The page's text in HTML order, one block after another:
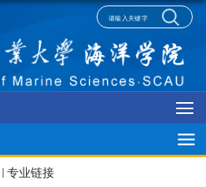
专业链接